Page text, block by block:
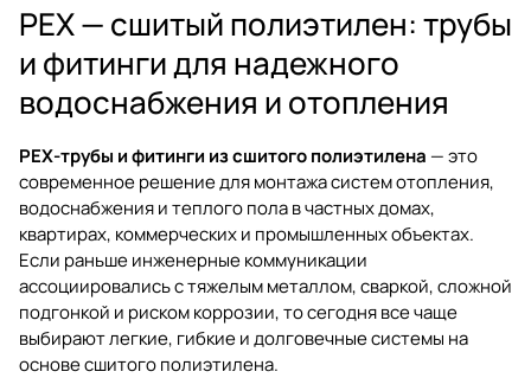
PEX — сшитый полиэтилен: трубы
и фитинги для надежного
водоснабжения и отопления
PEX-трубы и фитинги из сшитого полиэтилена — это
современное решение для монтажа систем отопления,
водоснабжения и теплого пола в частных домах,
квартирах, коммерческих и промышленных объектах.
Если раньше инженерные коммуникации
ассоциировались с тяжелым металлом, сваркой, сложной
подгонкой и риском коррозии, то сегодня все чаще
выбирают легкие, гибкие и долговечные системы на
основе сшитого полиэтилена.